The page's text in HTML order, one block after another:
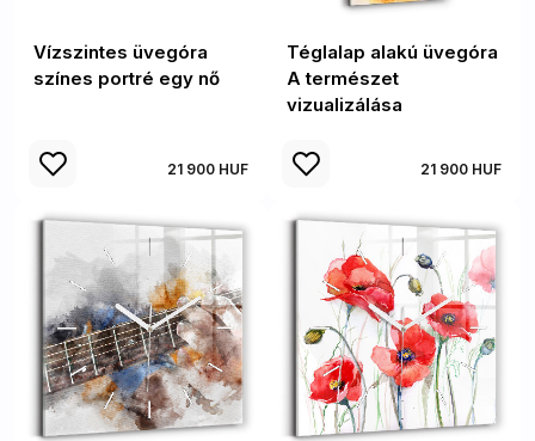
Vízszintes üvegóra
színes portré egy nő
21 900 HUF
Téglalap alakú üvegóra
A természet
vizualizálása
21 900 HUF